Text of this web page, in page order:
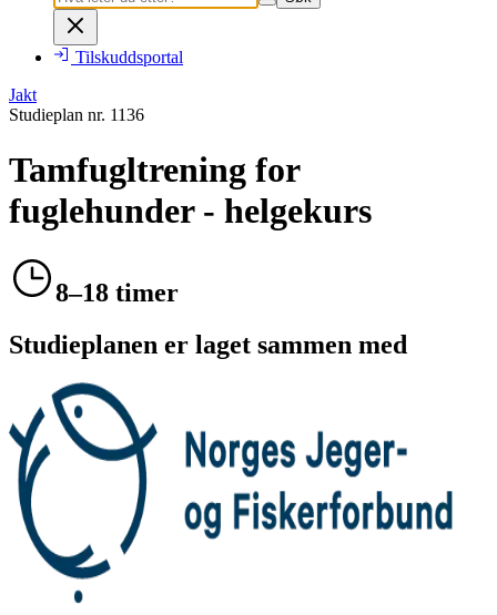
Tilskuddsportal
Jakt
Studieplan nr. 1136
Tamfugltrening for
fuglehunder - helgekurs
8–18 timer
Studieplanen er laget sammen med